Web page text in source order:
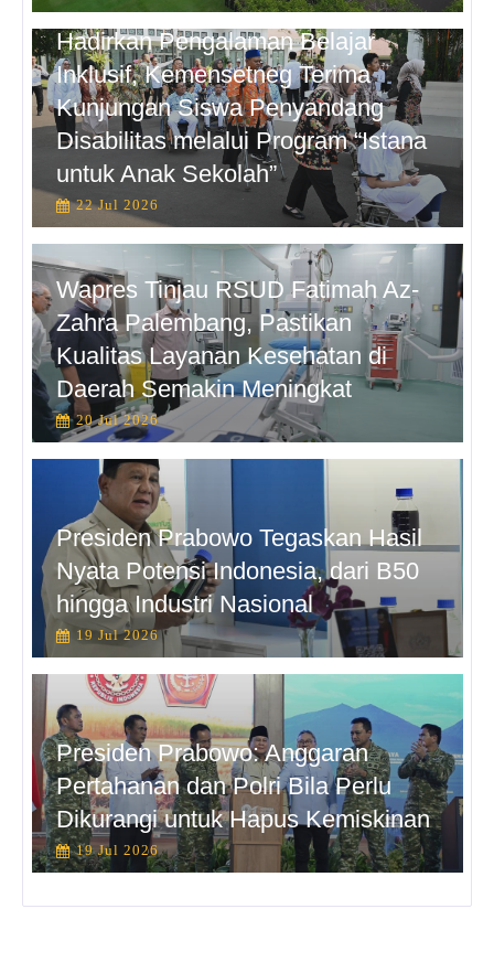
Hadirkan Pengalaman Belajar
Inklusif, Kemensetneg Terima
Kunjungan Siswa Penyandang
Disabilitas melalui Program “Istana
untuk Anak Sekolah”
22 Jul 2026
Wapres Tinjau RSUD Fatimah Az-
Zahra Palembang, Pastikan
Kualitas Layanan Kesehatan di
Daerah Semakin Meningkat
20 Jul 2026
Presiden Prabowo Tegaskan Hasil
Nyata Potensi Indonesia, dari B50
hingga Industri Nasional
19 Jul 2026
Presiden Prabowo: Anggaran
Pertahanan dan Polri Bila Perlu
Dikurangi untuk Hapus Kemiskinan
19 Jul 2026